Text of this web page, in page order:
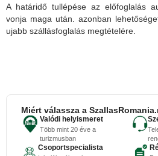
A határidő tullépése az előfoglalás
vonja maga után. azonban
ujabb szállásfoglalás megtételére.
Miért válassza a
Valódi helyismeret
Több mint 20 éve a
turizmusban
Csoportspecialista